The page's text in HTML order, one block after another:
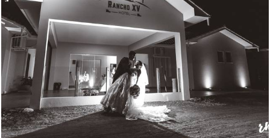
2015 191